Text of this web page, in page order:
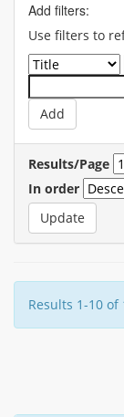
Add filters:
Use filters to
Results/Page
In order
Results 1-10 of